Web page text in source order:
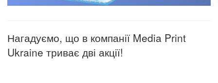
Нагадуємо, що в компанії Media Print
Ukraine триває дві акції!